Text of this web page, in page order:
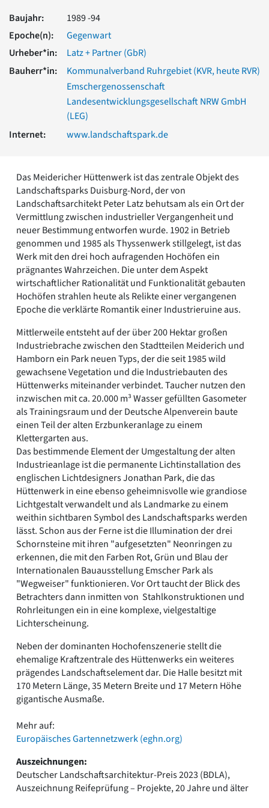
Vorromanik
Römische Antike
Über uns
Über baukunst-nrw
Fachbeirat
Freunde & Förderer
Impressum
Datenschutz
Baujahr:
1989 -94
Epoche(n):
Gegenwart
Urheber*in:
Latz + Partner (GbR)
Bauherr*in:
Kommunalverband Ruhrgebiet (KVR, heute RVR)
Emschergenossenschaft
Landesentwicklungsgesellschaft NRW GmbH
(LEG)
Internet:
www.landschaftspark.de
Das Meidericher Hüttenwerk ist das zentrale Objekt des
Landschaftsparks Duisburg-Nord, der von
Landschaftsarchitekt Peter Latz behutsam als ein Ort der
Vermittlung zwischen industrieller Vergangenheit und
neuer Bestimmung entworfen wurde. 1902 in Betrieb
genommen und 1985 als Thyssenwerk stillgelegt, ist das
Werk mit den drei hoch aufragenden Hochöfen ein
prägnantes Wahrzeichen. Die unter dem Aspekt
wirtschaftlicher Rationalität und Funktionalität gebauten
Hochöfen strahlen heute als Relikte einer vergangenen
Epoche die verklärte Romantik einer Industrieruine aus.
Mittlerweile entsteht auf der über 200 Hektar großen
Industriebrache zwischen den Stadtteilen Meiderich und
Hamborn ein Park neuen Typs, der die seit 1985 wild
gewachsene Vegetation und die Industriebauten des
Hüttenwerks miteinander verbindet. Taucher nutzen den
inzwischen mit ca. 20.000 m³ Wasser gefüllten Gasometer
als Trainingsraum und der Deutsche Alpenverein baute
einen Teil der alten Erzbunkeranlage zu einem
Klettergarten aus.
Das bestimmende Element der Umgestaltung der alten
Industrieanlage ist die permanente Lichtinstallation des
englischen Lichtdesigners Jonathan Park, die das
Hüttenwerk in eine ebenso geheimnisvolle wie grandiose
Lichtgestalt verwandelt und als Landmarke zu einem
weithin sichtbaren Symbol des Landschaftsparks werden
lässt. Schon aus der Ferne ist die Illumination der drei
Schornsteine mit ihren "aufgesetzten" Neonringen zu
erkennen, die mit den Farben Rot, Grün und Blau der
Internationalen Bauausstellung Emscher Park als
"Wegweiser" funktionieren. Vor Ort taucht der Blick des
Betrachters dann inmitten von Stahlkonstruktionen und
Rohrleitungen ein in eine komplexe, vielgestaltige
Lichterscheinung.
Neben der dominanten Hochofenszenerie stellt die
ehemalige Kraftzentrale des Hüttenwerks ein weiteres
prägendes Landschaftselement dar. Die Halle besitzt mit
170 Metern Länge, 35 Metern Breite und 17 Metern Höhe
gigantische Ausmaße.
Mehr auf:
Europäisches Gartennetzwerk (eghn.org)
Auszeichnungen:
Deutscher Landschaftsarchitektur-Preis 2023 (BDLA),
Auszeichnung Reifeprüfung – Projekte, 20 Jahre und älter